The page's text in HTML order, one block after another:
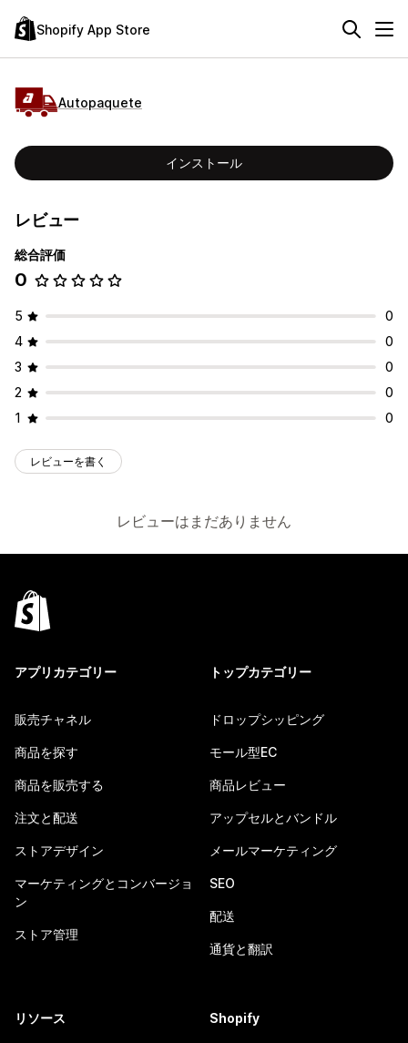
Shopify App Store
Autopaquete
インストール
レビュー
総合評価
0
5
0
4
0
3
0
2
0
1
0
レビューを書く
レビューはまだありません
アプリカテゴリー
販売チャネル
商品を探す
商品を販売する
注文と配送
ストアデザイン
マーケティングとコンバージョ
ン
ストア管理
トップカテゴリー
ドロップシッピング
モール型EC
商品レビュー
アップセルとバンドル
メールマーケティング
SEO
配送
通貨と翻訳
リソース Shopify